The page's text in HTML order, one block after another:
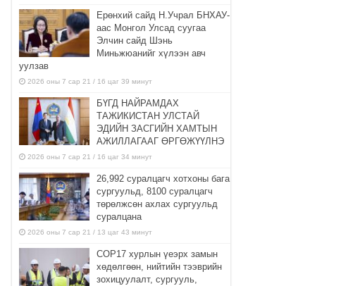
Ерөнхий сайд Н.Учрал БНХАУ-
аас Монгол Улсад суугаа
Элчин сайд Шэнь
Миньжюанийг хүлээн авч
уулзав
2026 оны 7 сар 21 / 16 цаг 39 минут
БҮГД НАЙРАМДАХ
ТАЖИКИСТАН УЛСТАЙ
ЭДИЙН ЗАСГИЙН ХАМТЫН
АЖИЛЛАГААГ ӨРГӨЖҮҮЛНЭ
2026 оны 7 сар 21 / 16 цаг 34 минут
26,992 суралцагч хотхоны бага
сургуульд, 8100 суралцагч
төрөлжсөн ахлах сургуульд
суралцана
2026 оны 7 сар 21 / 13 цаг 43 минут
COP17 хурлын үеэрх замын
хөдөлгөөн, нийтийн тээврийн
зохицуулалт, сургууль,